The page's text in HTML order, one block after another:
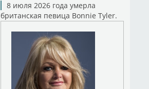
8 июля 2026 года умерла
британская певица Bonnie Tyler.